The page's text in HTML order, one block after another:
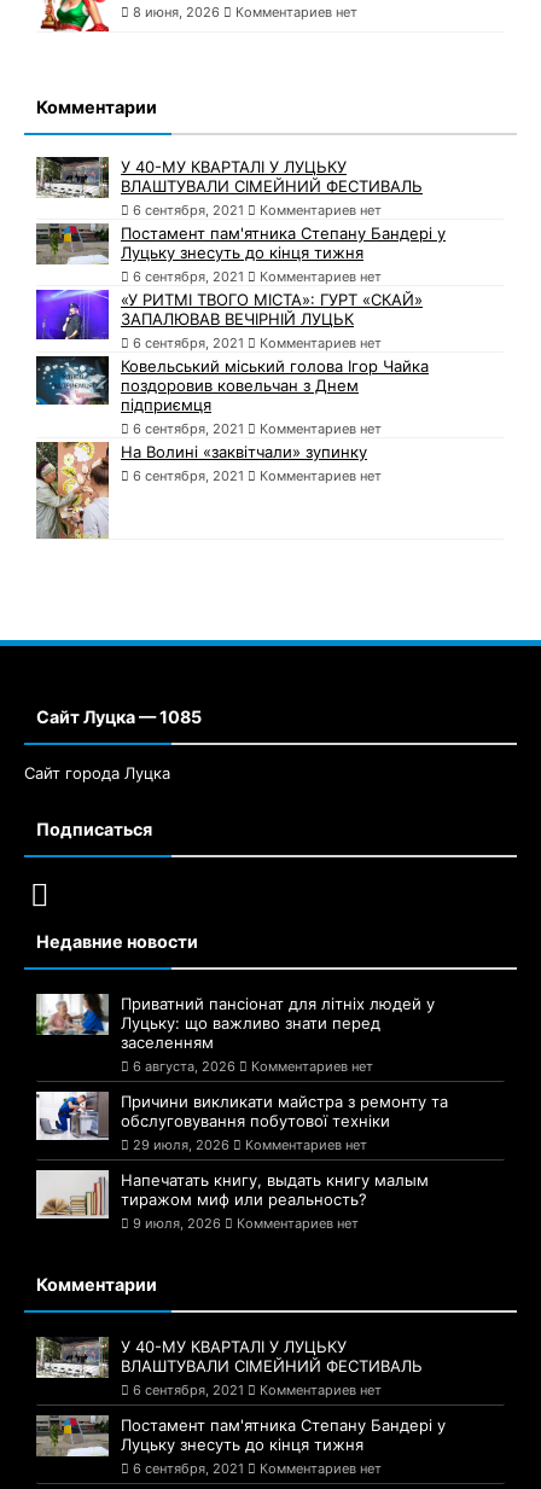
8 июня, 2026 Комментариев нет
Комментарии
У 40-МУ КВАРТАЛІ У ЛУЦЬКУ
ВЛАШТУВАЛИ СІМЕЙНИЙ ФЕСТИВАЛЬ
6 сентября, 2021 Комментариев нет
Постамент пам'ятника Степану Бандері у
Луцьку знесуть до кінця тижня
6 сентября, 2021 Комментариев нет
«У РИТМІ ТВОГО МІСТА»: ГУРТ «СКАЙ»
ЗАПАЛЮВАВ ВЕЧІРНІЙ ЛУЦЬК
6 сентября, 2021 Комментариев нет
Ковельський міський голова Ігор Чайка
поздоровив ковельчан з Днем
підприємця
6 сентября, 2021 Комментариев нет
На Волині «заквітчали» зупинку
6 сентября, 2021 Комментариев нет
Сайт Луцка — 1085
Сайт города Луцка
Подписаться
Недавние новости
Приватний пансіонат для літніх людей у
Луцьку: що важливо знати перед
заселенням
6 августа, 2026 Комментариев нет
Причини викликати майстра з ремонту та
обслуговування побутової техніки
29 июля, 2026 Комментариев нет
Напечатать книгу, выдать книгу малым
тиражом миф или реальность?
9 июля, 2026 Комментариев нет
Комментарии
У 40-МУ КВАРТАЛІ У ЛУЦЬКУ
ВЛАШТУВАЛИ СІМЕЙНИЙ ФЕСТИВАЛЬ
6 сентября, 2021 Комментариев нет
Постамент пам'ятника Степану Бандері у
Луцьку знесуть до кінця тижня
6 сентября, 2021 Комментариев нет